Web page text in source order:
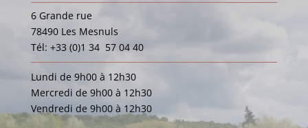
6 Grande rue
78490 Les Mesnuls
Tél: +33 (0)1 34 57 04 40
Lundi de 9h00 à 12h30
Mercredi de 9h00 à 12h30
Vendredi de 9h00 à 12h30